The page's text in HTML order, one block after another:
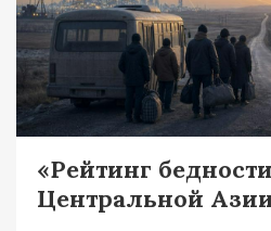
«Рейтинг
Центральной